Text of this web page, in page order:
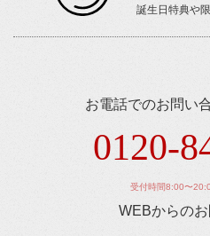
誕生日特典や
お電話でのお問い
0120-
受付時間8:00〜
WEBからの